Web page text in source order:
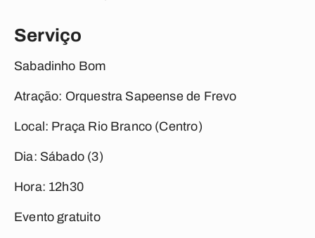
Serviço
Sabadinho Bom
Atração: Orquestra Sapeense de Frevo
Local: Praça Rio Branco (Centro)
Dia: Sábado (3)
Hora: 12h30
Evento gratuito